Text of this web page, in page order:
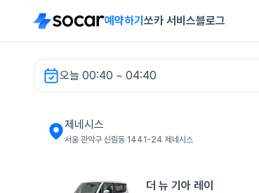
예약하기 쏘카 서비스블로그
오늘 00:40 ~ 04:40
제네시스 렌터카
제네시스
서울 관악구 신림동 1441-24 제네시스
더 뉴 기아 레이